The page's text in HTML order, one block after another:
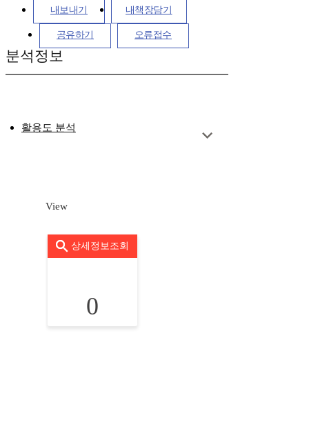
내보내기 내책장담기
공유하기 오류접수
분석정보
활용도 분석
View
상세정보조회
0